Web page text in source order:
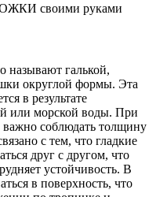
своими руками
называют галькой,
округлой формы. Эта
в результате
или морской воды. При
важно соблюдать толщину
с тем, что гладкие
друг с другом, что
устойчивость. В
в поверхность, что